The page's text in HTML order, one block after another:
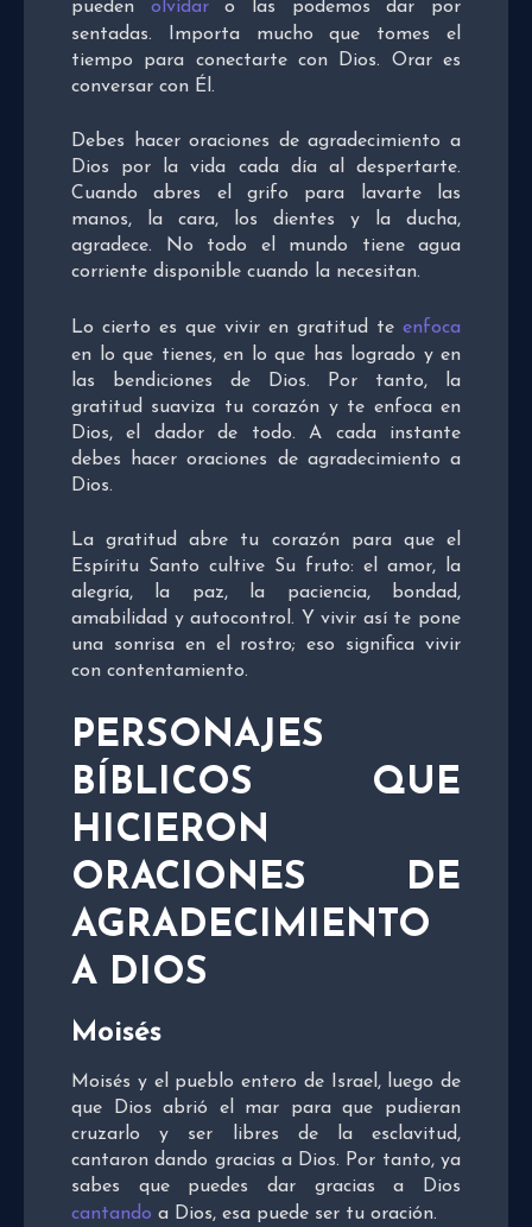
pueden olvidaro las podemos dar por
sentadas. Importa mucho que tomes el
tiempo para conectarte con Dios. Orar es
conversar con Él.
Debes hacer oraciones de agradecimiento a
Dios por la vida cada día al despertarte.
Cuando abres el grifo para lavarte las
manos, la cara, los dientes y la ducha,
agradece. No todo el mundo tiene agua
corriente disponible cuando la necesitan.
Lo cierto es que vivir en gratitud te enfoca
en lo que tienes, en lo que has logrado y en
las bendiciones de Dios. Por tanto, la
gratitud suaviza tu corazón y te enfoca en
Dios, el dador de todo. A cada instante
debes hacer oraciones de agradecimiento a
Dios.
La gratitud abre tu corazón para que el
Espíritu Santo cultive Su fruto: el amor, la
alegría, la paz, la paciencia, bondad,
amabilidad y autocontrol. Y vivir así te pone
una sonrisa en el rostro; eso significa vivir
con contentamiento.
PERSONAJES
BÍBLICOS QUE
HICIERON
ORACIONES DE
AGRADECIMIENTO
A DIOS
Moisés
Moisés y el pueblo entero de Israel, luego de
que Dios abrió el mar para que pudieran
cruzarlo y ser libres de la esclavitud,
cantaron dando gracias a Dios. Por tanto, ya
sabes que puedes dar gracias a Dios
cantando a Dios, esa puede ser tu oración.